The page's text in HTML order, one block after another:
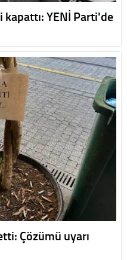
YENİ Parti'de
Çözümü uyarı